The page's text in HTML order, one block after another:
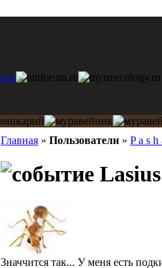
Главная » Пользователи » P a s h
Значчится так... У меня есть